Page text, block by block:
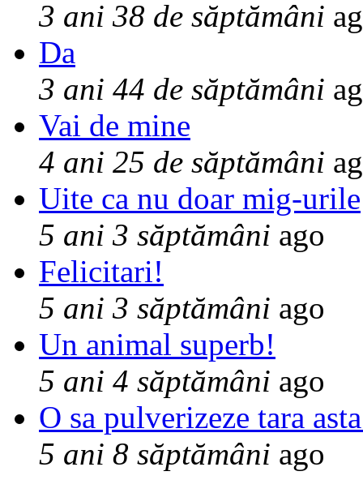
3 ani 38 de săptămâni
Da
3 ani 44 de săptămâni
Vai de mine
4 ani 25 de săptămâni
Uite ca nu doar mig-urile
5 ani 3 săptămâni ago
Felicitari!
5 ani 3 săptămâni ago
Un animal superb!
5 ani 4 săptămâni ago
O sa pulverizeze tara
5 ani 8 săptămâni ago